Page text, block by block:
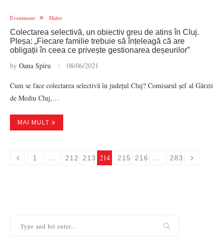
Eveniment Slider
Colectarea selectivă, un obiectiv greu de atins în Cluj.
Pleșa: „Fiecare familie trebuie să înțeleagă că are
obligații în ceea ce privește gestionarea deșeurilor”
by Oana Spiru 08/06/2021
Cum se face colectarea selectivă în județul Cluj? Comisarul șef al Gărzii
de Mediu Cluj,…
MAI MULT
1 … 212 213 214 215 216 … 283